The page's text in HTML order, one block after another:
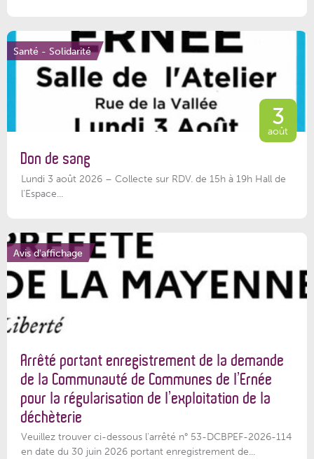
Santé - Solidarité
3
août
Don de sang
Lundi 3 août 2026 – Collecte sur RDV. de 15h à 19h Hall de
l'Espace...
Avis d'affichage
Arrêté portant enregistrement de la demande
de la Communauté de Communes de l’Ernée
pour la régularisation de l’exploitation de la
déchèterie
Veuillez trouver ci-dessous l'arrêté n° 53-DCBPEF-2026-114
en date du 30 juin 2026 portant enregistrement de...